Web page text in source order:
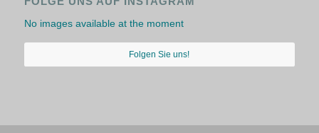
No images available at the moment
Folgen Sie uns!